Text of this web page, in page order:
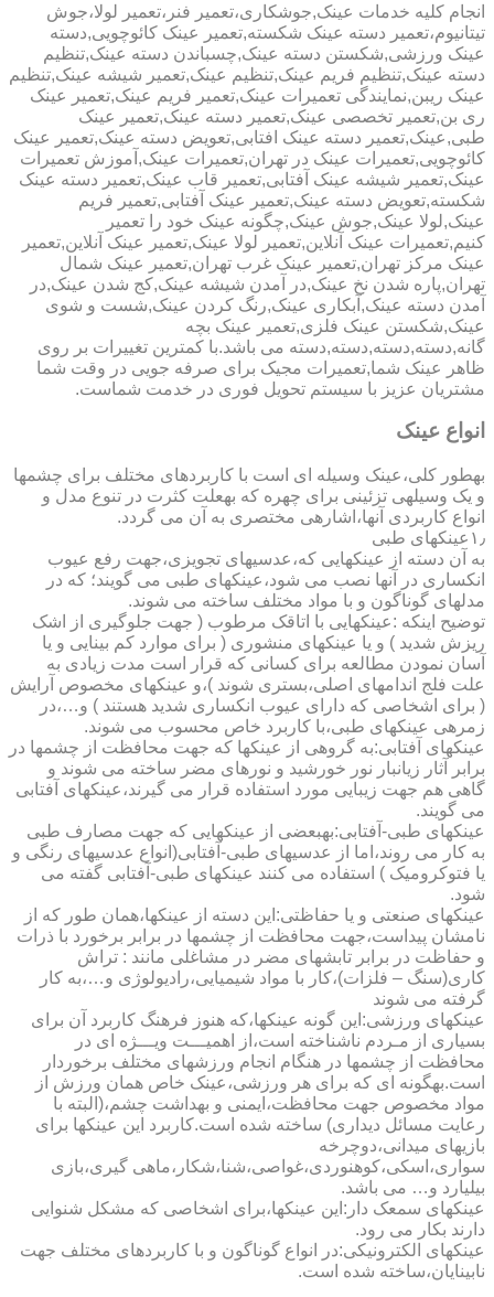
انجام کلیه خدمات عینک,جوشکاری،تعمیر فنر،تعمیر لولا،جوش
تیتانیوم،تعمیر دسته عینک شکسته,تعمیر عینک کائوچویی,دسته
عینک ورزشی,شکستن دسته عینک,چسباندن دسته عینک,تنظیم
دسته عینک,تنظیم فریم عینک,تنظیم عینک,تعمیر شیشه عینک,تنظیم
عینک ریبن,نمایندگی تعمیرات عینک,تعمیر فریم عینک,تعمیر عینک
ری بن,تعمیر تخصصی عینک,تعمیر دسته عینک,تعمیر عینک
طبی,عینک,تعمیر دسته عینک افتابی,تعویض دسته عینک,تعمیر عینک
کائوچویی,تعمیرات عینک در تهران,تعمیرات عینک,آموزش تعمیرات
عینک,تعمیر شیشه عینک آفتابی,تعمیر قاب عینک,تعمیر دسته عینک
شکسته,تعویض دسته عینک,تعمیر عینک آفتابی,تعمیر فریم
عینک,لولا عینک,جوش عینک,چگونه عینک خود را تعمیر
کنیم,تعمیرات عینک آنلاین,تعمیر لولا عینک,تعمیر عینک آنلاین,تعمیر
عینک مرکز تهران,تعمیر عینک غرب تهران,تعمیر عینک شمال
تهران,پاره شدن نخ عینک,در آمدن شیشه عینک,کج شدن عینک,در
آمدن دسته عینک,آبکاری عینک,رنگ کردن عینک,شست و شوی
عینک,شکستن عینک فلزی,تعمیر عینک بچه
گانه,دسته,دسته,دسته,دسته می باشد.با کمترین تغییرات بر روی
ظاهر عینک شما,تعمیرات مجیک برای صرفه جویی در وقت شما
مشتریان عزیز با سیستم تحویل فوری در خدمت شماست.
انواع عینک
به­طور کلی،عینک وسیله ای است با کاربردهای مختلف برای چشمها
و یک وسیله­ی تزئینی برای چهره که به­علت کثرت در تنوع مدل و
انواع کاربردی آنها،اشاره­ی مختصری به آن می گردد.
۱٫عینکهای طبی
به آن دسته از عینکهایی که،عدسیهای تجویزی،جهت رفع عیوب
انکساری در آنها نصب می شود،عینکهای طبی می گویند؛ که در
مدلهای گوناگون و با مواد مختلف ساخته می شوند.
توضیح اینکه :عینکهایی با اتاقک مرطوب ( جهت جلوگیری از اشک
ریزش شدید ) و یا عینکهای منشوری ( برای موارد کم بینایی و یا
آسان نمودن مطالعه برای کسانی که قرار است مدت زیادی به
علت فلج اندامهای اصلی،بستری شوند )،و عینکهای مخصوص آرایش
( برای اشخاصی که دارای عیوب انکساری شدید هستند ) و…،در
زمره­ی عینکهای طبی،با کاربرد خاص محسوب می شوند.
عینکهای آفتابی:به گروهی از عینکها که جهت محافظت از چشمها در
برابر آثار زیانبار نور خورشید و نورهای مضر ساخته می شوند و
گاهی هم جهت زیبایی مورد استفاده قرار می گیرند،عینکهای آفتابی
می گویند.
عینکهای طبی-آفتابی:به­بعضی از عینکهایی که جهت مصارف طبی
به کار می روند،اما از عدسیهای طبی-آفتابی(انواع عدسیهای رنگی و
یا فتوکرومیک ) استفاده می کنند عینکهای طبی-آفتابی گفته می
شود.
عینکهای صنعتی و یا حفاظتی:این دسته از عینکها،همان طور که از
نامشان پیداست،جهت محافظت از چشمها در برابر برخورد با ذرات
و حفاظت در برابر تابشهای مضر در مشاغلی مانند : تراش
کاری(سنگ – فلزات)،کار با مواد شیمیایی،رادیولوژی و…،به کار
گرفته می شوند
عینکهای ورزشی:این گونه عینکها،که هنوز فرهنگ کاربرد آن برای
بسیاری از مـردم ناشناخته است،از اهمیـــت ویـــژه ای در
محافظت از چشمها در هنگام انجام ورزشهای مختلف برخوردار
است.به­گونه ای که برای هر ورزشی،عینک خاص همان ورزش از
مواد مخصوص جهت محافظت،ایمنی و بهداشت چشم،(البته با
رعایت مسائل دیداری) ساخته شده است.کاربرد این عینکها برای
بازیهای میدانی،دوچرخه
سواری،اسکی،کوهنوردی،غواصی،شنا،شکار،ماهی گیری،بازی
بیلیارد و… می باشد.
عینکهای سمعک دار:این عینکها،برای اشخاصی که مشکل شنوایی
دارند بکار می رود.
عینکهای الکترونیکی:در انواع گوناگون و با کاربردهای مختلف جهت
نابینایان،ساخته شده است.